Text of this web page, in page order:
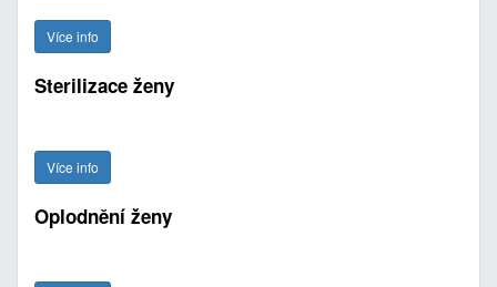
Více info
Sterilizace ženy
Více info
Oplodnění ženy